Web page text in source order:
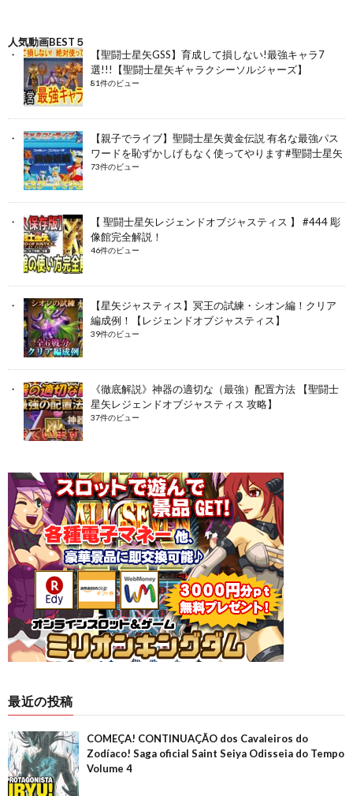
人気動画BEST５
【聖闘士星矢GSS】育成して損しない!最強キャラ7
選!!!【聖闘士星矢ギャラクシーソルジャーズ】
81件のビュー
【親子でライブ】聖闘士星矢黄金伝説 有名な最強パス
ワードを恥ずかしげもなく使ってやります#聖闘士星矢
73件のビュー
【 聖闘士星矢レジェンドオブジャスティス 】 #444 彫
像館完全解説！
46件のビュー
【星矢ジャスティス】冥王の試練・シオン編！クリア
編成例！【レジェンドオブジャスティス】
39件のビュー
《徹底解説》神器の適切な（最強）配置方法 【聖闘士
星矢レジェンドオブジャスティス 攻略】
37件のビュー
最近の投稿
COMEÇA! CONTINUAÇÃO dos Cavaleiros do
Zodíaco! Saga oficial Saint Seiya Odisseia do Tempo
Volume 4